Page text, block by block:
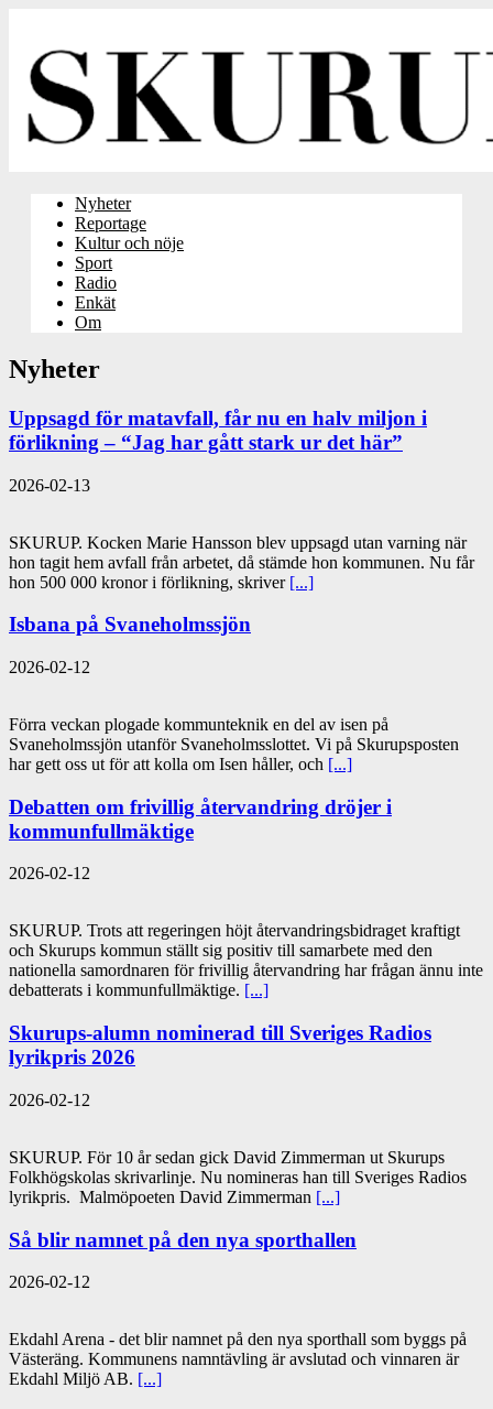
Nyheter
Reportage
Kultur och nöje
Sport
Radio
Enkät
Om
Nyheter
Uppsagd för matavfall, får nu en halv miljon i
förlikning – “Jag har gått stark ur det här”
2026-02-13
SKURUP. Kocken Marie Hansson blev uppsagd utan varning när
hon tagit hem avfall från arbetet, då stämde hon kommunen. Nu får
hon 500 000 kronor i förlikning, skriver [...]
Isbana på Svaneholmssjön
2026-02-12
Förra veckan plogade kommunteknik en del av isen på
Svaneholmssjön utanför Svaneholmsslottet. Vi på Skurupsposten
har gett oss ut för att kolla om Isen håller, och [...]
Debatten om frivillig återvandring dröjer i
kommunfullmäktige
2026-02-12
SKURUP. Trots att regeringen höjt återvandringsbidraget kraftigt
och Skurups kommun ställt sig positiv till samarbete med den
nationella samordnaren för frivillig återvandring har frågan ännu inte
debatterats i kommunfullmäktige. [...]
Skurups-alumn nominerad till Sveriges Radios
lyrikpris 2026
2026-02-12
SKURUP. För 10 år sedan gick David Zimmerman ut Skurups
Folkhögskolas skrivarlinje. Nu nomineras han till Sveriges Radios
lyrikpris. Malmöpoeten David Zimmerman [...]
Så blir namnet på den nya sporthallen
2026-02-12
Ekdahl Arena - det blir namnet på den nya sporthall som byggs på
Västeräng. Kommunens namntävling är avslutad och vinnaren är
Ekdahl Miljö AB. [...]